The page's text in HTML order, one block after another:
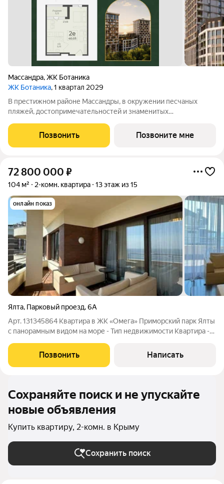
Массандра,ЖК Ботаника
ЖК Ботаника, 1 квартал 2029
В престижном районе Массандры, в окружении песчаных
пляжей, достопримечательностей и знаменитых
предчистовой отделкой. Квартира находится на 4 этаже, в
новом жилом комплексе бизнес-класса
Позвонить Позвоните мне
72 800 000 ₽
104 м² 2-комн. квартира 13 этаж из 15
онлайн показ
Ялта, Парковый проезд,6А
Арт. 131345864 Квартира в ЖК «Омега» Приморский парк Ялты
с панорамным видом на море - Тип недвижимости Квартира -
Престижный район Ялты Приморский парк Преимущества и
особенности - Полностью
Позвонить Написать
Сохраняйте поиск и не упускайте
новые объявления
Купить квартиру, 2-комн. в Крыму
Сохранить поиск